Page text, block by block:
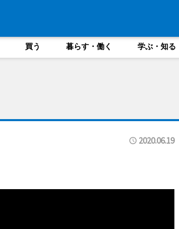
買う 暮らす・働く 学ぶ・知る
2020.06.19